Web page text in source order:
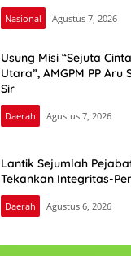
Nasional Agustus 7, 2026
Usung Misi “Sejuta
Utara”, AMGPM PP Aru
Sir
Daerah Agustus 7, 2026
Lantik Sejumlah
Tekankan Integritas-
Daerah Agustus 6, 2026